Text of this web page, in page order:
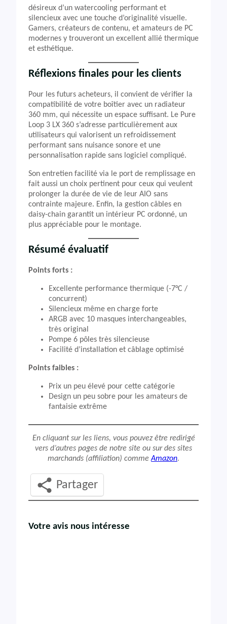
désireux d’un watercooling performant et
silencieux avec une touche d’originalité visuelle.
Gamers, créateurs de contenu, et amateurs de PC
modernes y trouveront un excellent allié thermique
et esthétique.
Réflexions finales pour les clients
Pour les futurs acheteurs, il convient de vérifier la
compatibilité de votre boîtier avec un radiateur
360 mm, qui nécessite un espace suffisant. Le Pure
Loop 3 LX 360 s’adresse particulièrement aux
utilisateurs qui valorisent un refroidissement
performant sans nuisance sonore et une
personnalisation rapide sans logiciel compliqué.
Son entretien facilité via le port de remplissage en
fait aussi un choix pertinent pour ceux qui veulent
prolonger la durée de vie de leur AIO sans
contrainte majeure. Enfin, la gestion câbles en
daisy-chain garantit un intérieur PC ordonné, un
plus appréciable pour le montage.
Résumé évaluatif
Points forts :
Excellente performance thermique (-7°C /
concurrent)
Silencieux même en charge forte
ARGB avec 10 masques interchangeables,
très original
Pompe 6 pôles très silencieuse
Facilité d’installation et câblage optimisé
Points faibles :
Prix un peu élevé pour cette catégorie
Design un peu sobre pour les amateurs de
fantaisie extrême
En cliquant sur les liens, vous pouvez être redirigé
vers d’autres pages de notre site ou sur des sites
marchands (affiliation) commeAmazon.
Partager
Votre avis nous intéresse